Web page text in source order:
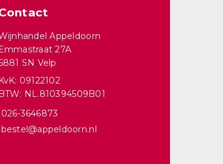
Appeldoorn
27A
SN Velp
09122102
NL.810394509B01
026-3646873
bestel@appeldoorn.nl